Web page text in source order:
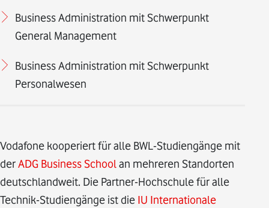
Business Administration mit Schwerpunkt
General Management
Business Administration mit Schwerpunkt
Personalwesen
Vodafone kooperiert für alle BWL-Studiengänge mit
derADG Business Schoolan mehreren Standorten
deutschlandweit. Die Partner-Hochschule für alle
Technik-Studiengänge ist die IU Internationale